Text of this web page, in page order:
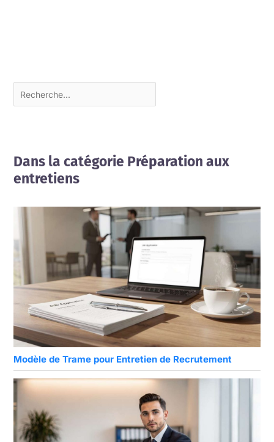
Dans la catégorie Préparation aux
entretiens
Modèle de Trame pour Entretien de Recrutement